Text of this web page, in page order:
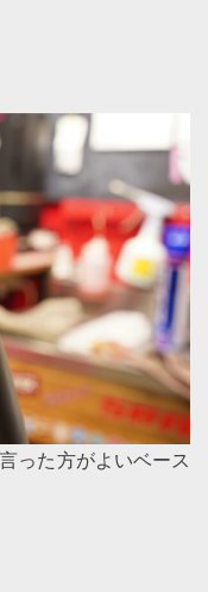
った方がよいベース